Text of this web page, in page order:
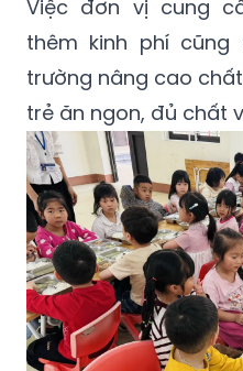
Việc đơn vị cung
thêm kinh phí
trường nâng cao
trẻ ăn ngon, đủ chất